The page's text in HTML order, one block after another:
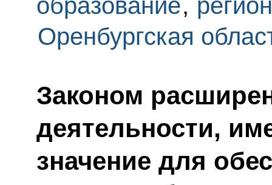
образование,
Оренбургская
Законом
деятельности,
значение для